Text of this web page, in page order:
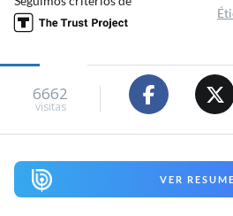
6662
visitas
VER